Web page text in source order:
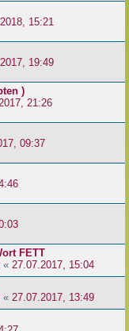
15:21
19:49
)
21:26
09:37
FETT
« 27.07.2017, 15:04
« 27.07.2017, 13:49